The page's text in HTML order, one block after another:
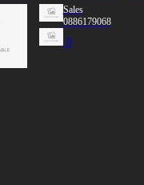
Sales
0886179068
0